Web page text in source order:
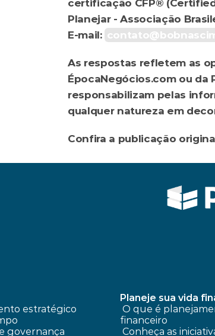
certificação CFP®
Planejar - Associação
E-mail:
As respostas refletem as
ÉpocaNegócios.com ou da
responsabilizam pelas
qualquer natureza em
Confira a publicação
estratégico
governança
Planeje sua vida
O que é planejamento
financeiro
Conheça as